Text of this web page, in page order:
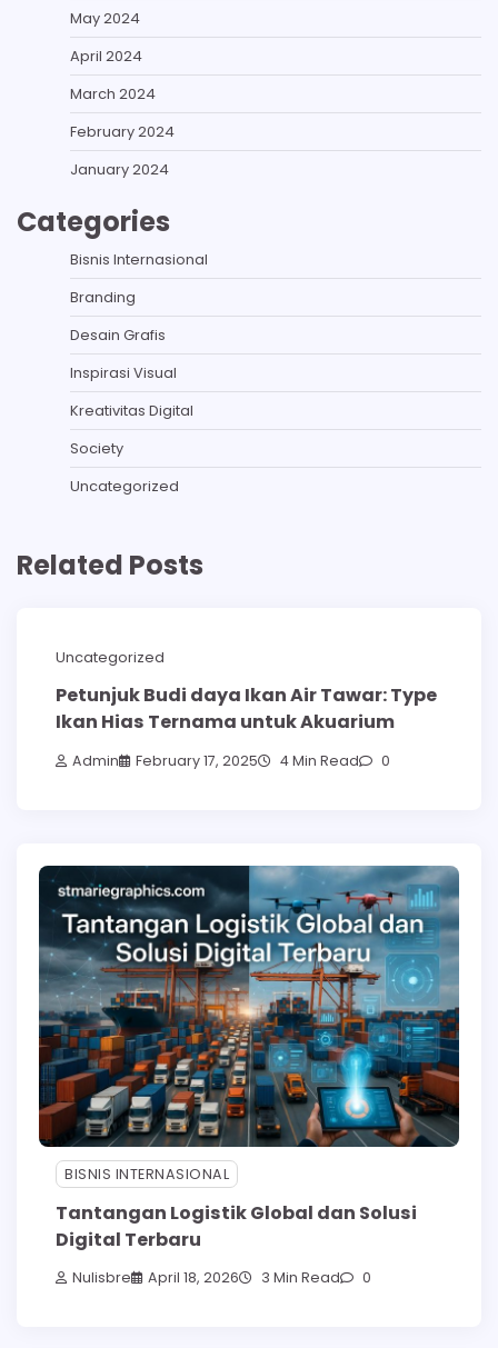
May 2024
April 2024
March 2024
February 2024
January 2024
Categories
Bisnis Internasional
Branding
Desain Grafis
Inspirasi Visual
Kreativitas Digital
Society
Uncategorized
Related Posts
Uncategorized
Petunjuk Budi daya Ikan Air Tawar: Type
Ikan Hias Ternama untuk Akuarium
Admin February 17, 2025 4 Min Read 0
BISNIS INTERNASIONAL
Tantangan Logistik Global dan Solusi
Digital Terbaru
Nulisbre April 18, 2026 3 Min Read 0